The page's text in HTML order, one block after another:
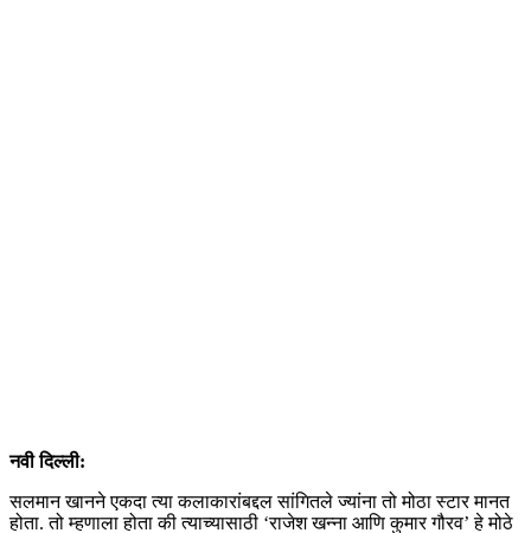
नवी दिल्ली:
सलमान खानने एकदा त्या कलाकारांबद्दल सांगितले ज्यांना तो मोठा स्टार मानत
होता. तो म्हणाला होता की त्याच्यासाठी ‘राजेश खन्ना आणि कुमार गौरव’ हे मोठे